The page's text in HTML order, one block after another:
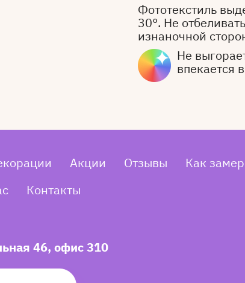
Фототекстиль
30°. Не
изнаночной
Не
впекается
Акции Отзывы Как
Контакты
46, офис 310